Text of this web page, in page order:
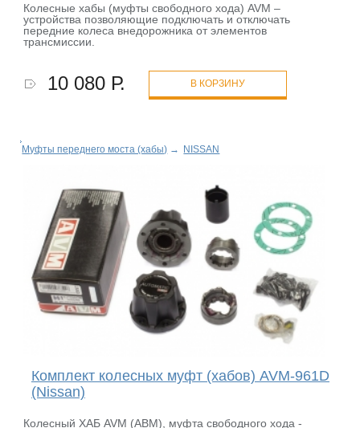
Колесные хабы (муфты свободного хода) AVM –
устройства позволяющие подключать и отключать
передние колеса внедорожника от элементов
трансмиссии.
10 080 Р. В КОРЗИНУ
Муфты переднего моста (хабы) → NISSAN
Комплект колесных муфт (хабов) AVM-961D
(Nissan)
Колесный ХАБ AVM (АВМ), муфта свободного хода -